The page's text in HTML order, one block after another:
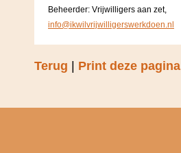
Beheerder: Vrijwilligers aan zet,
info@ikwilvrijwilligerswerkdoen.nl
Terug | Print deze pagina